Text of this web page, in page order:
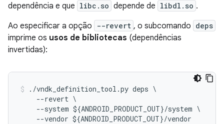
dependência e que libc.so depende de libdl.so .
Ao especificar a opção
--revert , o subcomando deps
imprime os usos de bibliotecas (dependências
invertidas):
./vndk_definition_tool .py deps \
--revert
--system ${ANDROID_PRODUCT_OUT}/system
--vendor ${ANDROID_PRODUCT_OUT}/vendor